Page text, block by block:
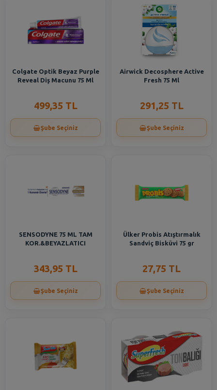
Colgate Optik Beyaz Purple
Reveal Diş Macunu 75 Ml
499,35 TL
Şube Seçiniz
Airwick Decosphere Active
Fresh 75 Ml
291,25 TL
Şube Seçiniz
SENSODYNE 75 ML TAM
KOR.&BEYAZLATICI
343,95 TL
Şube Seçiniz
Ülker Probis Atıştırmalık
Sandviç Bisküvi 75 gr
27,75 TL
Şube Seçiniz